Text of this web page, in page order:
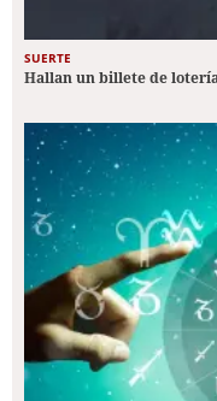
SUERTE
Hallan un billete de